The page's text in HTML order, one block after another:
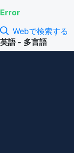
Error
Webで検索する
英語 - 多言語